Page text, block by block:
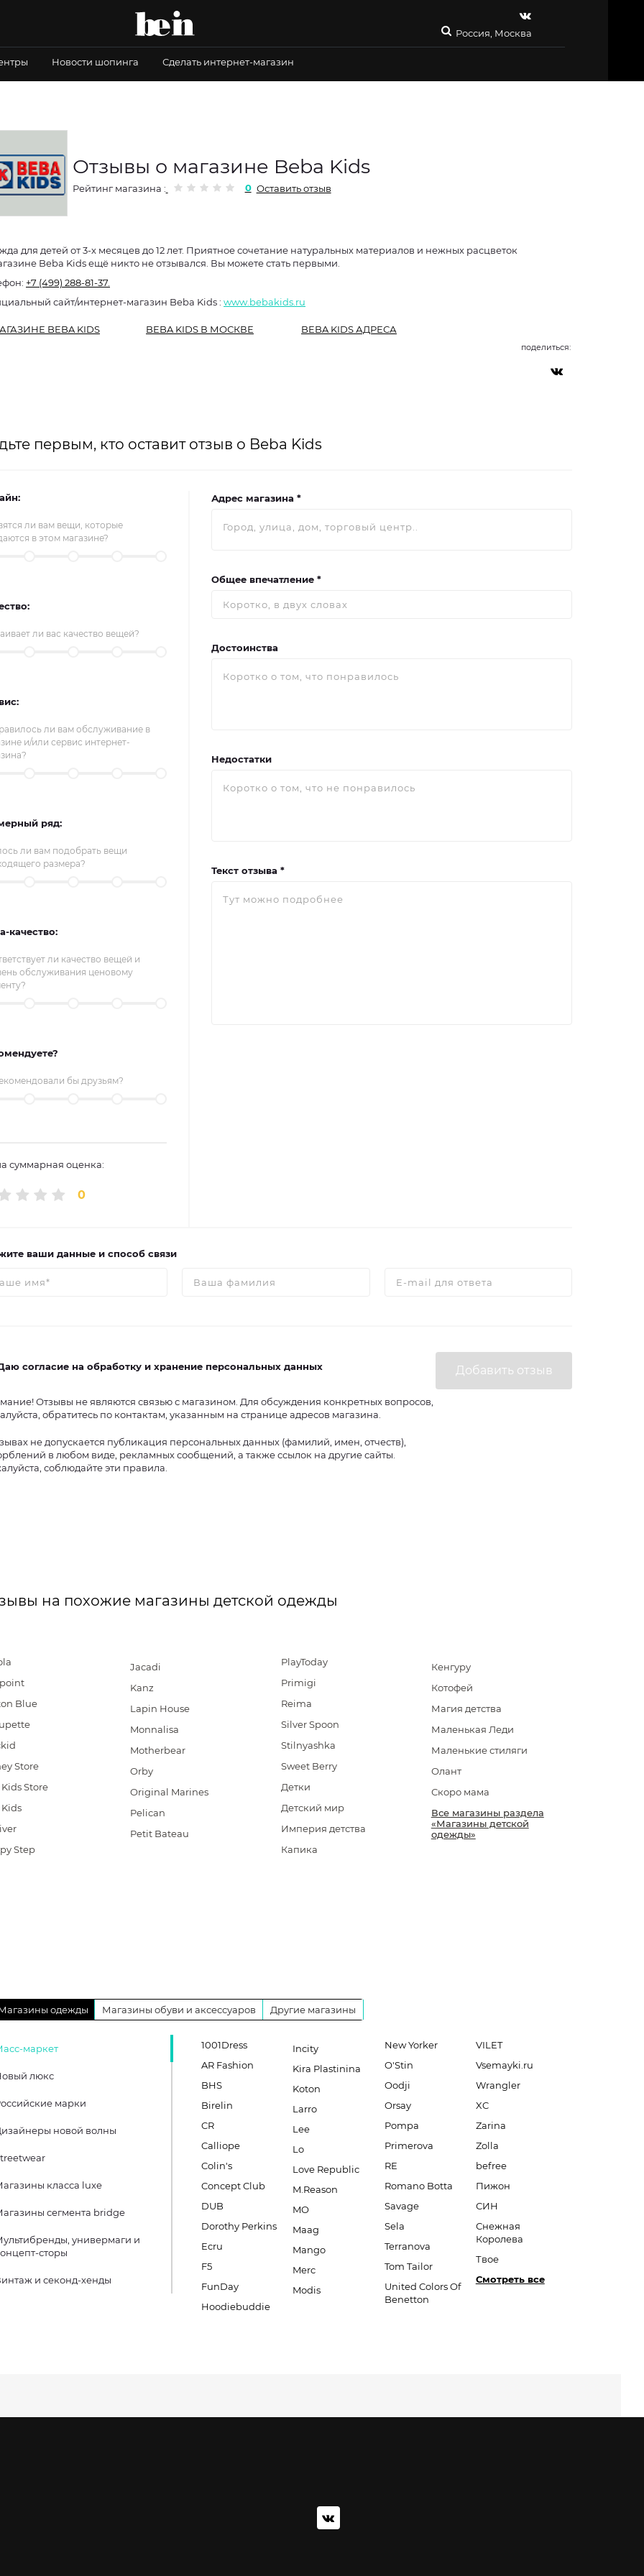
Россия, Москва
Новости шопинга Сделать интернет-магазин
Отзывы о магазине Beba Kids
Рейтинг магазина : 0 Оставить отзыв
для детей от 3-х месяцев до 12 лет. Приятное сочетание натуральных материалов и нежных расцветок
Beba Kids ещё никто не отзывался. Вы можете стать первыми.
+7 (499) 288-81-37.
Официальный сайт/интернет-магазин Beba Kids : www.bebakids.ru
BEBA KIDS BEBA KIDS В МОСКВЕ BEBA KIDS АДРЕСА
поделиться:
первым, кто оставит отзыв о Beba Kids
ли вам вещи, которые
в этом магазине?
ли вас качество вещей?
ли вам обслуживание в
и/или сервис интернет-
ряд:
ли вам подобрать вещи
размера?
качество:
ли качество вещей и
обслуживания ценовому
бы друзьям?
суммарная оценка:
0
Адрес магазина *
Общее впечатление *
Достоинства
Недостатки
Текст отзыва *
ваши данные и способ связи
согласие на обработку и хранение персональных данных
Отзывы не являются связью с магазином. Для обсуждения конкретных вопросов,
обратитесь по контактам, указанным на странице адресов магазина.
не допускается публикация персональных данных (фамилий, имен, отчеств),
в любом виде, рекламных сообщений, а также ссылок на другие сайты.
соблюдайте эти правила.
на похожие магазины детской одежды
Blue
Store
Kids Store
Step
Jacadi
Kanz
Lapin House
Monnalisa
Motherbear
Orby
Original Marines
Pelican
Petit Bateau
PlayToday
Primigi
Reima
Silver Spoon
Stilnyashka
Sweet Berry
Детки
Детский мир
Империя детства
Капика
Кенгуру
Котофей
Магия детства
Маленькая Леди
Маленькие стиляги
Олант
Скоро мама
Все магазины раздела
«Магазины детской
одежды»
одежды Магазины обуви и аксессуаров Другие магазины
маркет
люкс
марки
новой волны
класса luxe
сегмента bridge
универмаги и
сторы
и секонд-хенды
1001Dress
AR Fashion
BHS
Birelin
CR
Calliope
Colin's
Concept Club
DUB
Dorothy Perkins
Ecru
F5
FunDay
Hoodiebuddie
Incity
Kira Plastinina
Koton
Larro
Lee
Lo
Love Republic
M.Reason
MO
Maag
Mango
Merc
Modis
New Yorker
O'Stin
Oodji
Orsay
Pompa
Primerova
RE
Romano Botta
Savage
Sela
Terranova
Tom Tailor
United Colors Of
Benetton
VILET
Vsemayki.ru
Wrangler
XC
Zarina
Zolla
befree
Пижон
СИН
Снежная
Королева
Твое
Смотреть все